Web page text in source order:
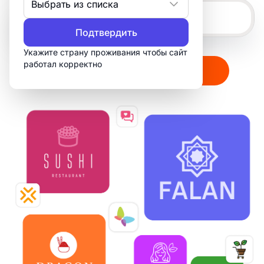
Выбрать из списка
Подтвердить
Укажите страну проживания чтобы сайт
работал корректно
Создать мой логотип